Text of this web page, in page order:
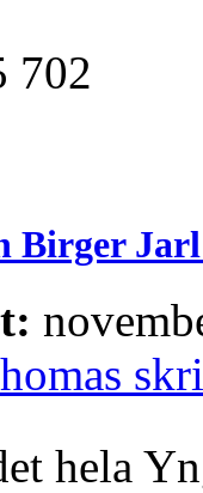
702
Birger
hela